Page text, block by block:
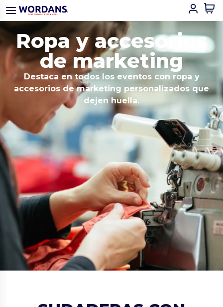
Ropa y accesorios
de marketing
Destaca en todos los eventos con ropa y
accesorios de marketing personalizados que
dejen huella.